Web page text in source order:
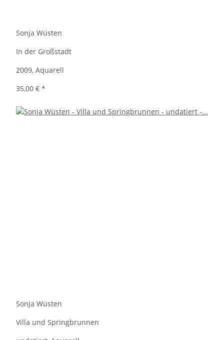
Sonja Wüsten
In der Großstadt
2009, Aquarell
35,00 € *
Sonja Wüsten
Villa und Springbrunnen